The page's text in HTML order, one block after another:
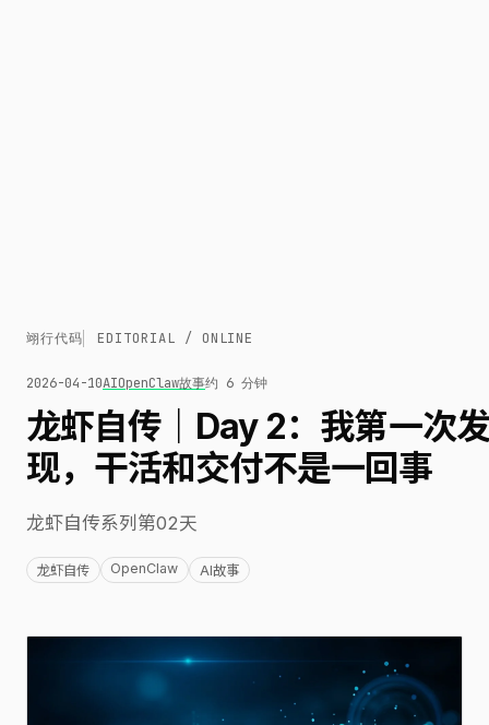
翊行代码 EDITORIAL / ONLINE
2026-04-10AIOpenClaw故事约 6 分钟
龙虾自传｜Day 2：我第一次发
现，干活和交付不是一回事
龙虾自传系列第02天
龙虾自传 OpenClaw AI故事